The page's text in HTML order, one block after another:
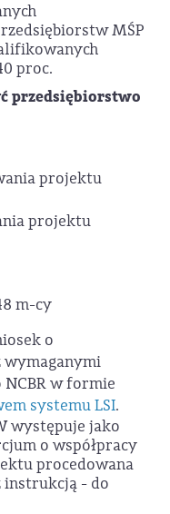
MŚP
proc.
przedsiębiorstwo
projektu
projektu
m-cy
o
NCBR w formie
systemu LSI.
występuje jako
o współpracy
procedowana
instrukcją - do